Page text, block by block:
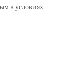
в условиях